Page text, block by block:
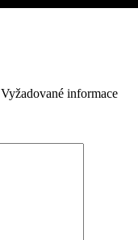
Vyžadované informace